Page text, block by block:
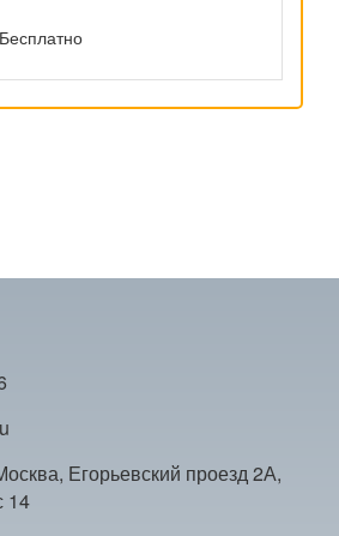
Бесплатно
Егорьевский проезд 2А,
14